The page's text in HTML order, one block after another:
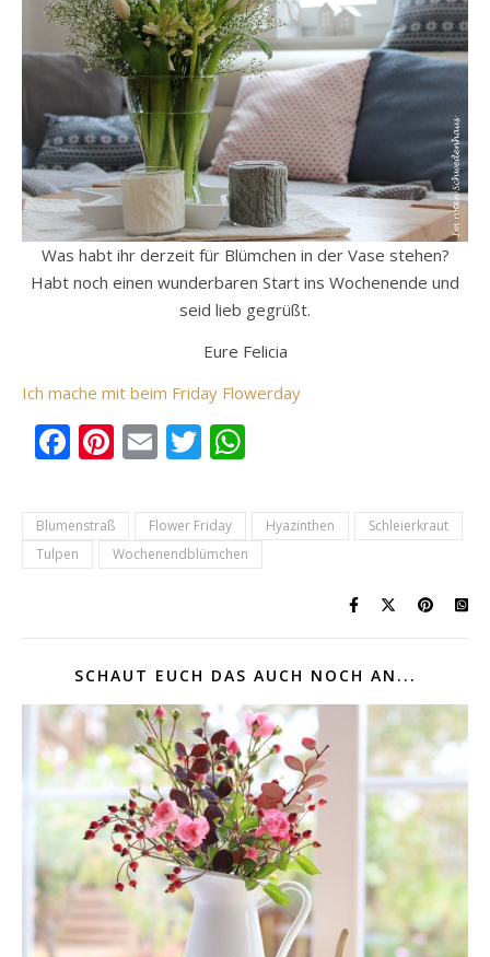
Was habt ihr derzeit für Blümchen in der Vase stehen?
Habt noch einen wunderbaren Start ins Wochenende und
seid lieb gegrüßt.
Eure Felicia
Ich mache mit beim Friday Flowerday
Facebook
Pinterest
EmailTwitter
Blumenstraß Flower Friday Hyazinthen
Schleierkraut
Tulpen
Wochenendblümchen
SCHAUT EUCH DAS AUCH NOCH AN...